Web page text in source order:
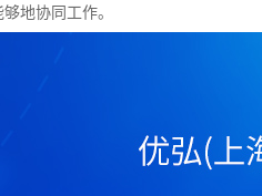
地协同工作。